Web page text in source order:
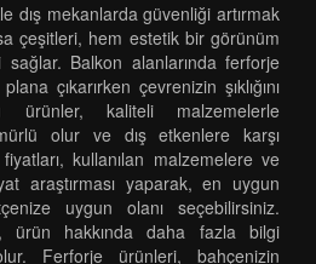
dış mekanlarda güvenliği artırmak
çeşitleri, hem estetik bir görünüm
Balkon alanlarında ferforje
çıkarırken çevrenizin şıklığını
ürünler, kaliteli malzemelerle
olur ve dış etkenlere karşı
kullanılan malzemelere ve
araştırması yaparak, en uygun
uygun olanı seçebilirsiniz.
ürün hakkında daha fazla bilgi
Ferforje ürünleri, bahçenizin